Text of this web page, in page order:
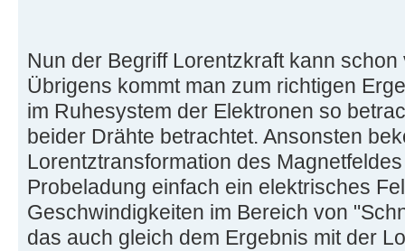
Nun der Begriff Lorentzkraft kann
Übrigens kommt man zum richtigen
im Ruhesystem der Elektronen so
beider Drähte betrachtet. Ansonsten
Lorentztransformation des
Probeladung einfach ein elektrisches
Geschwindigkeiten im Bereich von
das auch gleich dem Ergebnis mit der